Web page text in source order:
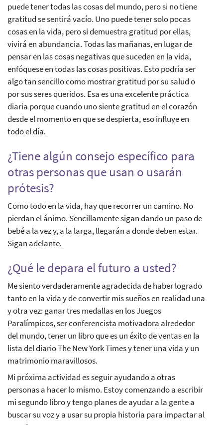
puede tener todas las cosas del mundo, pero si no tiene
gratitud se sentirá vacío. Uno puede tener solo pocas
cosas en la vida, pero si demuestra gratitud por ellas,
vivirá en abundancia. Todas las mañanas, en lugar de
pensar en las cosas negativas que suceden en la vida,
enfóquese en todas las cosas positivas. Esto podría ser
algo tan sencillo como mostrar gratitud por su salud o
por sus seres queridos. Esa es una excelente práctica
diaria porque cuando uno siente gratitud en el corazón
desde el momento en que se despierta, eso influye en
todo el día.
¿Tiene algún consejo específico para
otras personas que usan o usarán
prótesis?
Como todo en la vida, hay que recorrer un camino. No
pierdan el ánimo. Sencillamente sigan dando un paso de
bebé a la vez y, a la larga, llegarán a donde deben estar.
Sigan adelante.
¿Qué le depara el futuro a usted?
Me siento verdaderamente agradecida de haber logrado
tanto en la vida y de convertir mis sueños en realidad una
y otra vez: ganar tres medallas en los Juegos
Paralímpicos, ser conferencista motivadora alrededor
del mundo, tener un libro que es un éxito de ventas en la
lista del diario The New York Times y tener una vida y un
matrimonio maravillosos.
Mi próxima actividad es seguir ayudando a otras
personas a hacer lo mismo. Estoy comenzando a escribir
mi segundo libro y tengo planes de ayudar a la gente a
buscar su voz y a usar su propia historia para impactar al